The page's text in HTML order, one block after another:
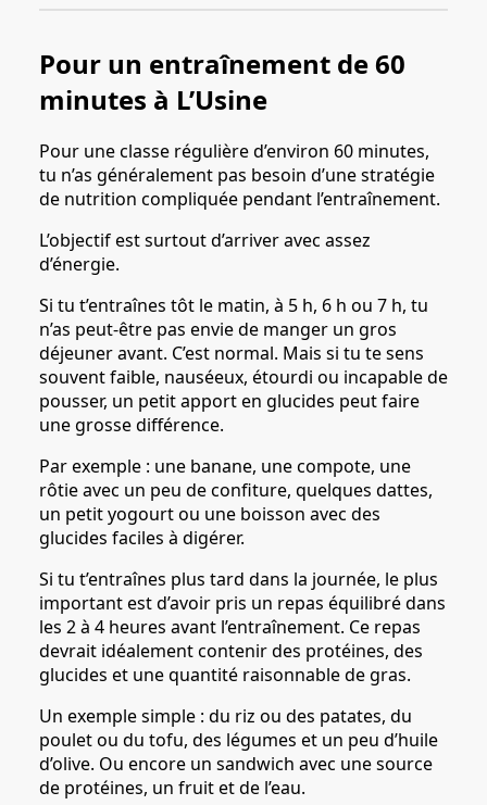
Pour un entraînement de 60
minutes à L’Usine
Pour une classe régulière d’environ 60 minutes,
tu n’as généralement pas besoin d’une stratégie
de nutrition compliquée pendant l’entraînement.
L’objectif est surtout d’arriver avec assez
d’énergie.
Si tu t’entraînes tôt le matin, à 5 h, 6 h ou 7 h, tu
n’as peut-être pas envie de manger un gros
déjeuner avant. C’est normal. Mais si tu te sens
souvent faible, nauséeux, étourdi ou incapable de
pousser, un petit apport en glucides peut faire
une grosse différence.
Par exemple : une banane, une compote, une
rôtie avec un peu de confiture, quelques dattes,
un petit yogourt ou une boisson avec des
glucides faciles à digérer.
Si tu t’entraînes plus tard dans la journée, le plus
important est d’avoir pris un repas équilibré dans
les 2 à 4 heures avant l’entraînement. Ce repas
devrait idéalement contenir des protéines, des
glucides et une quantité raisonnable de gras.
Un exemple simple : du riz ou des patates, du
poulet ou du tofu, des légumes et un peu d’huile
d’olive. Ou encore un sandwich avec une source
de protéines, un fruit et de l’eau.